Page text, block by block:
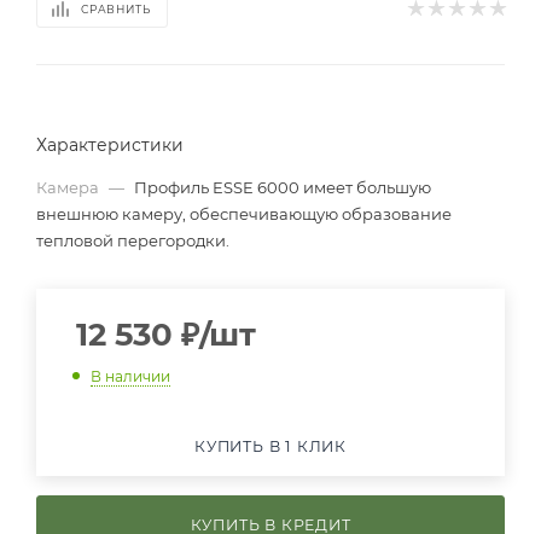
СРАВНИТЬ
Характеристики
Камера — Профиль ESSE 6000 имеет большую
внешнюю камеру, обеспечивающую образование
тепловой перегородки.
12 530 ₽/шт
В наличии
КУПИТЬ В 1 КЛИК
КУПИТЬ В КРЕДИТ